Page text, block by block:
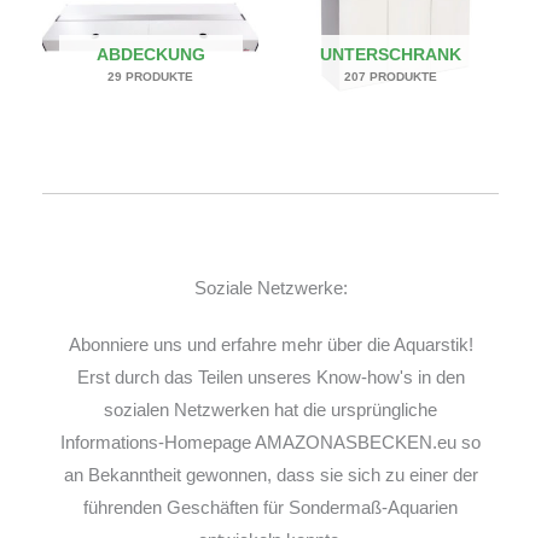
ABDECKUNG
29 PRODUKTE
UNTERSCHRANK
207 PRODUKTE
Soziale Netzwerke:
Abonniere uns und erfahre mehr über die Aquarstik!
Erst durch das Teilen unseres Know-how's in den
sozialen Netzwerken hat die ursprüngliche
Informations-Homepage AMAZONASBECKEN.eu so
an Bekanntheit gewonnen, dass sie sich zu einer der
führenden Geschäften für Sondermaß-Aquarien